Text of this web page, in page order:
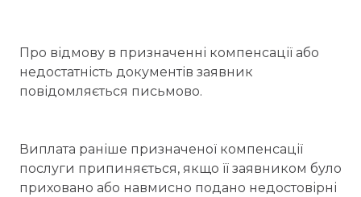
Про відмову в призначенні компенсації або
недостатність документів заявник
повідомляється письмово.
Виплата раніше призначеної компенсації
послуги припиняється, якщо її заявником було
приховано або навмисно подано недостовірні